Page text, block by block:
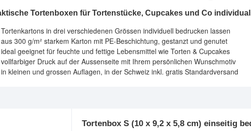
Tortenboxen für Tortenstücke, Cupcakes und Co
Tortenkartons in drei verschiedenen Grössen individuell bedrucken lassen
aus 300 g/m² starkem Karton mit PE-Beschichtung, gestanzt und genutet
ideal geeignet für feuchte und fettige Lebensmittel wie Torten & Cupcakes
vollfarbiger Druck auf der Aussenseite mit Ihrem persönlichen Wunschmotiv
in kleinen und grossen Auflagen, in der Schweiz inkl. gratis Standardversand
Tortenbox S (10 x 9,2 x 5,8 cm) einseitig